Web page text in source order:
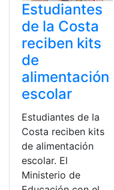
Estudiantes
de la Costa
reciben kits
de
alimentación
escolar
Estudiantes de la
Costa reciben kits
de alimentación
escolar. El
Ministerio de